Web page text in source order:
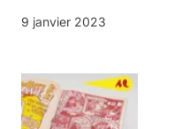
9 janvier 2023